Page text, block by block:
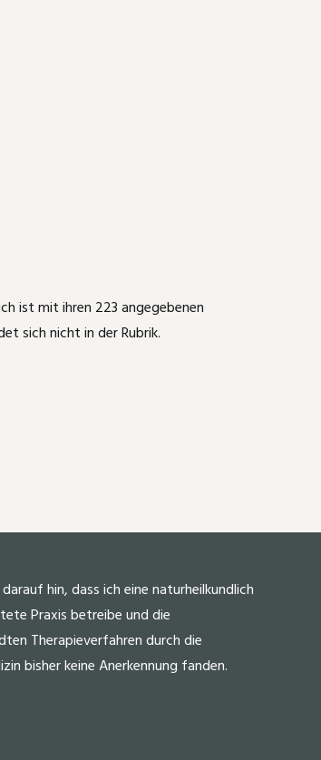
ist mit ihren 223 angegebenen
sich nicht in der Rubrik.
hin, dass ich eine naturheilkundlich
Praxis betreibe und die
Therapieverfahren durch die
bisher keine Anerkennung fanden.